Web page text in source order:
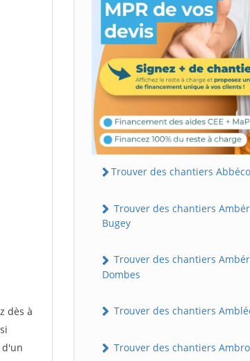
dès à
d'un
Trouver des chantiers
Trouver des chantiers
Bugey
Trouver des chantiers
Dombes
Trouver des chantiers
Trouver des chantiers